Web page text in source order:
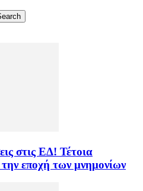
στις ΕΔ! Τέτοια
εποχή των μνημονίων